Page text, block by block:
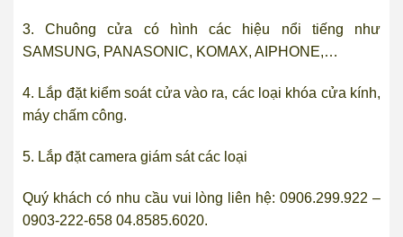
3.Chuông cửa có hìnhcác hiệu nổi tiếng như
SAMSUNG, PANASONIC, KOMAX, AIPHONE,…
4. Lắp đặt kiểm soát cửa vào ra, các loại khóa cửa kính,
máy chấm công.
5. Lắp đặt camera giám sátcác loại
Quý khách có nhu cầu vui lòng liên hệ: 0906.299.922 –
0903-222-658 04.8585.6020.